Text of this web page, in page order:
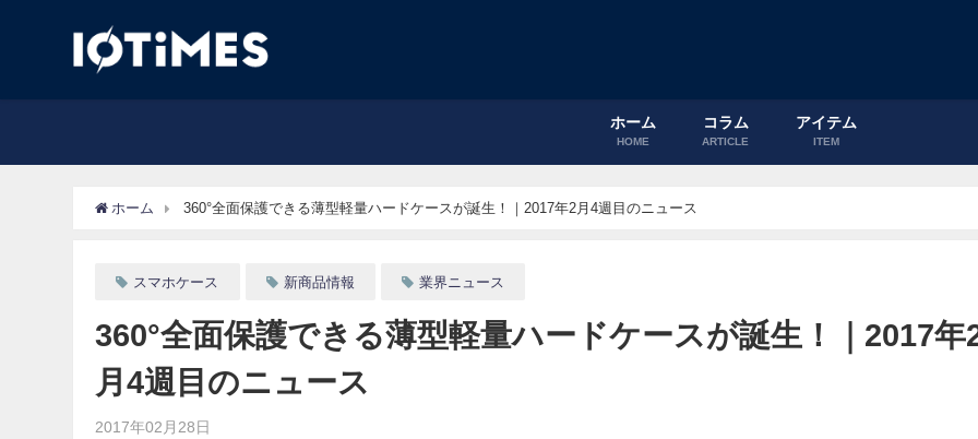
ホーム
HOME
コラム
ARTICLE
アイテム
ITEM
ホーム 360°全面保護できる薄型軽量ハードケースが誕生！｜2017年2月4週目のニュース
スマホケース 新商品情報 業界ニュース
360°全面保護できる薄型軽量ハードケースが誕生！｜2017年
月4週目のニュース
2017年02月28日